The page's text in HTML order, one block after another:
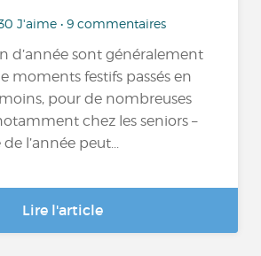
J'aime • 9 commentaires
d’année sont généralement
moments festifs passés en
pour de nombreuses
chez les seniors –
l’année peut...
Lire l'article